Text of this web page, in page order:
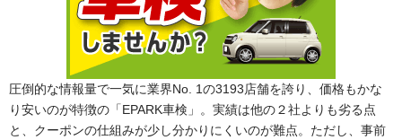
圧倒的な情報量で一気に業界No. 1の3193店舗を誇り、価格もかな
り安いのが特徴の「EPARK車検」。実績は他の２社よりも劣る点
と、クーポンの仕組みが少し分かりにくいのが難点。ただし、事前